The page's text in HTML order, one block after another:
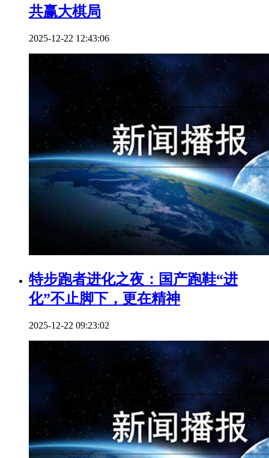
共赢大棋局
2025-12-22 12:43:06
特步跑者进化之夜：国产跑鞋“进
化”不止脚下，更在精神
2025-12-22 09:23:02